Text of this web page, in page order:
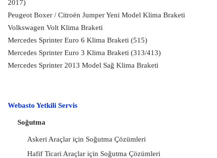
2017)
Peugeot Boxer / Citroën Jumper Yeni Model Klima Braketi
Volkswagen Volt Klima Braketi
Mercedes Sprinter Euro 6 Klima Braketi (515)
Mercedes Sprinter Euro 3 Klima Braketi (313/413)
Mercedes Sprinter 2013 Model Sağ Klima Braketi
Webasto Yetkili Servis
Soğutma
Askeri Araçlar için Soğutma Çözümleri
Hafif Ticari Araçlar için Soğutma Çözümleri